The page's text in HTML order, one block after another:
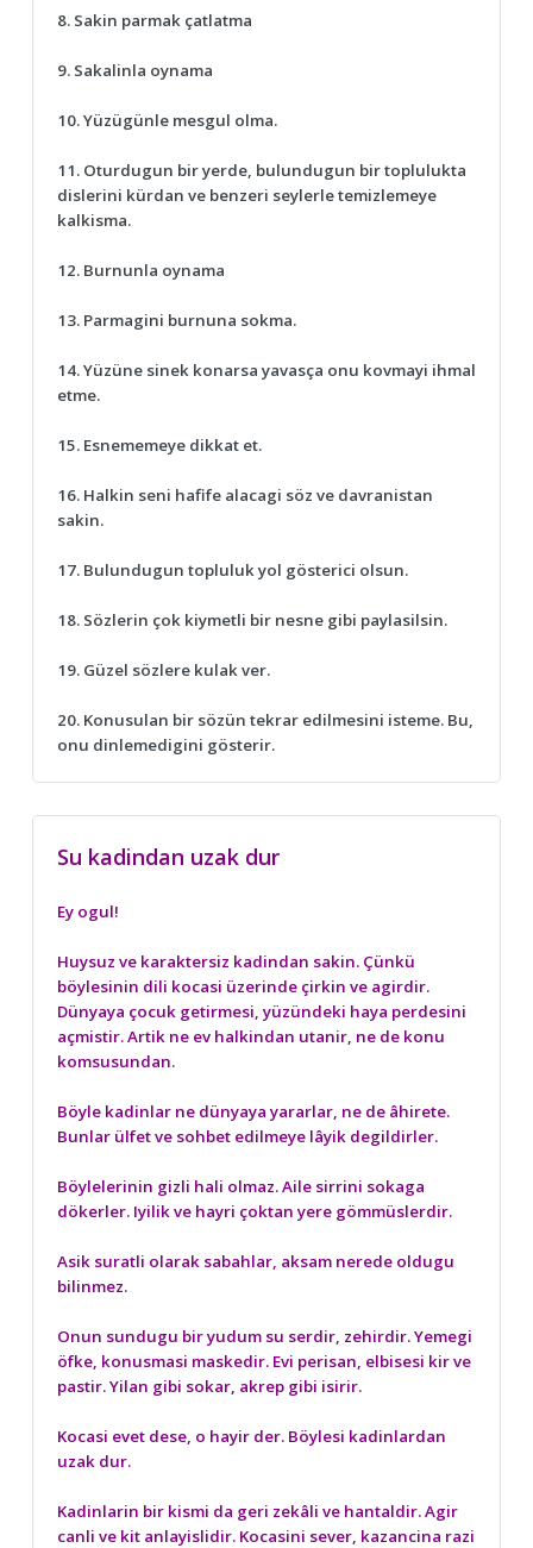
8. Sakin parmak çatlatma
9. Sakalinla oynama
10. Yüzügünle mesgul olma.
11. Oturdugun bir yerde, bulundugun bir toplulukta
dislerini kürdan ve benzeri seylerle temizlemeye
kalkisma.
12. Burnunla oynama
13. Parmagini burnuna sokma.
14. Yüzüne sinek konarsa yavasça onu kovmayi ihmal
etme.
15. Esnememeye dikkat et.
16. Halkin seni hafife alacagi söz ve davranistan
sakin.
17. Bulundugun topluluk yol gösterici olsun.
18. Sözlerin çok kiymetli bir nesne gibi paylasilsin.
19. Güzel sözlere kulak ver.
20. Konusulan bir sözün tekrar edilmesini isteme. Bu,
onu dinlemedigini gösterir.
Su kadindan uzak dur
Ey ogul!
Huysuz ve karaktersiz kadindan sakin. Çünkü
böylesinin dili kocasi üzerinde çirkin ve agirdir.
Dünyaya çocuk getirmesi, yüzündeki haya perdesini
açmistir. Artik ne ev halkindan utanir, ne de konu
komsusundan.
Böyle kadinlar ne dünyaya yararlar, ne de âhirete.
Bunlar ülfet ve sohbet edilmeye lâyik degildirler.
Böylelerinin gizli hali olmaz. Aile sirrini sokaga
dökerler. Iyilik ve hayri çoktan yere gömmüslerdir.
Asik suratli olarak sabahlar, aksam nerede oldugu
bilinmez.
Onun sundugu bir yudum su serdir, zehirdir. Yemegi
öfke, konusmasi maskedir. Evi perisan, elbisesi kir ve
pastir. Yilan gibi sokar, akrep gibi isirir.
Kocasi evet dese, o hayir der. Böylesi kadinlardan
uzak dur.
Kadinlarin bir kismi da geri zekâli ve hantaldir. Agir
canli ve kit anlayislidir. Kocasini sever, kazancina razi